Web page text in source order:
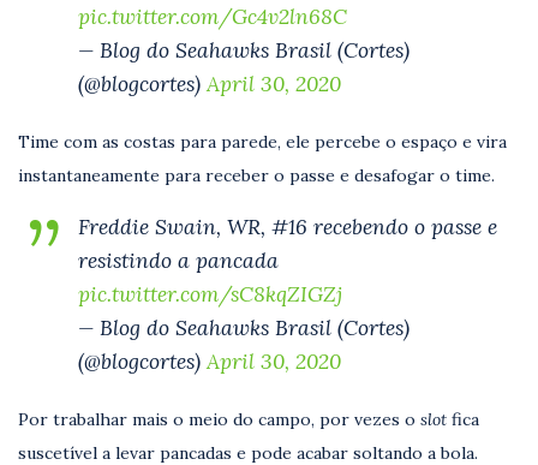
pic.twitter.com/Gc4v2ln68C
— Blog do Seahawks Brasil (Cortes)
(@blogcortes)April 30, 2020
Time com as costas para parede, ele percebe o espaço e vira
instantaneamente para receber o passe e desafogar o time.
Freddie Swain, WR, #16 recebendo o passe e
resistindo a pancada
pic.twitter.com/sC8kqZIGZj
— Blog do Seahawks Brasil (Cortes)
(@blogcortes)April 30, 2020
Por trabalhar mais o meio do campo, por vezes o slot fica
suscetível a levar pancadas e pode acabar soltando a bola.